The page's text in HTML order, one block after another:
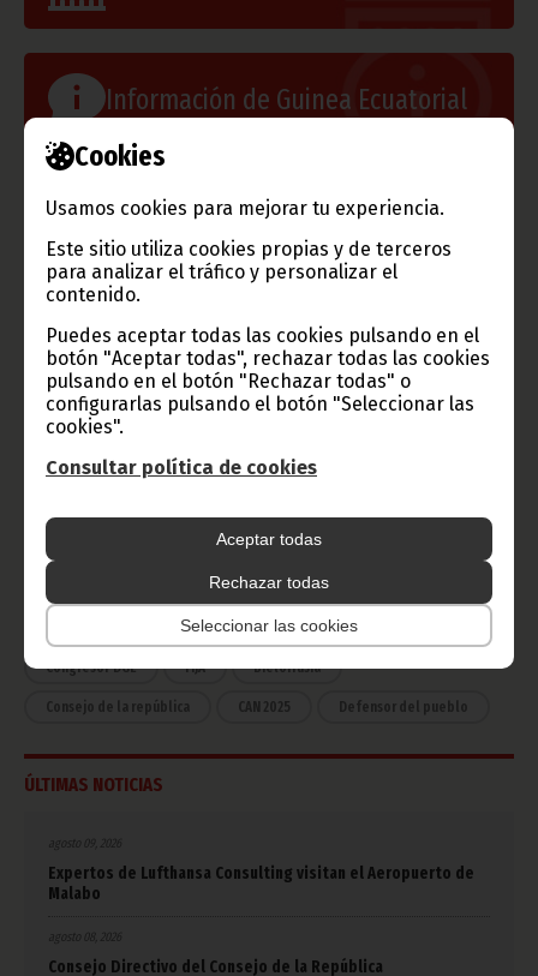
Cookies
Usamos cookies para mejorar tu experiencia.
Este sitio utiliza cookies propias y de terceros
para analizar el tráfico y personalizar el
contenido.
Puedes aceptar todas las cookies pulsando en el
botón "Aceptar todas", rechazar todas las cookies
pulsando en el botón "Rechazar todas" o
configurarlas pulsando el botón "Seleccionar las
cookies".
Consultar política de cookies
Aceptar todas
Rechazar todas
Seleccionar las cookies
Información de Guinea Ecuatorial
TVGE
Radio Nacional de Guinea
Ecuatorial
Haz click aquí para escuchar ahora
CATEGORÍAS
Noticias Gobierno
Presidencia
Deportes Vicepresidencia
Cultura Estadísticas
Gente GE 50 Aniversario Independencia
CongresoPDGE FIJA Bielorrusia
Consejo de la república CAN 2025 Defensor del pueblo
ÚLTIMAS NOTICIAS
agosto 09, 2026
Expertos de Lufthansa Consulting visitan el Aeropuerto de
Malabo
agosto 08, 2026
Consejo Directivo del Consejo de la República